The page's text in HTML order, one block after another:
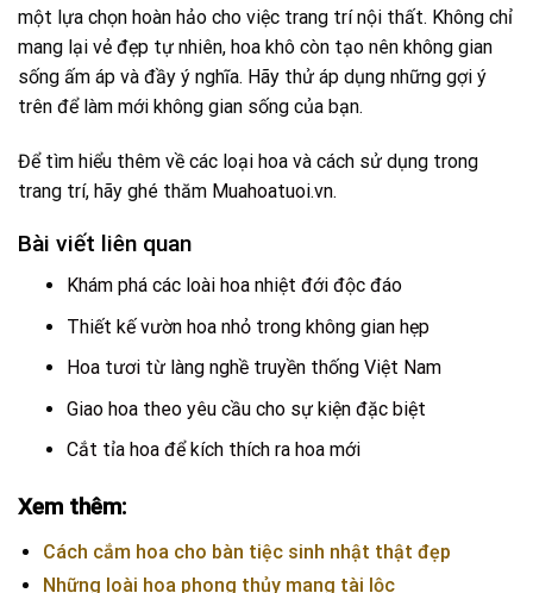
một lựa chọn hoàn hảo cho việc trang trí nội thất. Không chỉ
mang lại vẻ đẹp tự nhiên, hoa khô còn tạo nên không gian
sống ấm áp và đầy ý nghĩa. Hãy thử áp dụng những gợi ý
trên để làm mới không gian sống của bạn.
Để tìm hiểu thêm về các loại hoa và cách sử dụng trong
trang trí, hãy ghé thăm Muahoatuoi.vn.
Bài viết liên quan
Khám phá các loài hoa nhiệt đới độc đáo
Thiết kế vườn hoa nhỏ trong không gian hẹp
Hoa tươi từ làng nghề truyền thống Việt Nam
Giao hoa theo yêu cầu cho sự kiện đặc biệt
Cắt tỉa hoa để kích thích ra hoa mới
Xem thêm:
Cách cắm hoa cho bàn tiệc sinh nhật thật đẹp
Những loài hoa phong thủy mang tài lộc